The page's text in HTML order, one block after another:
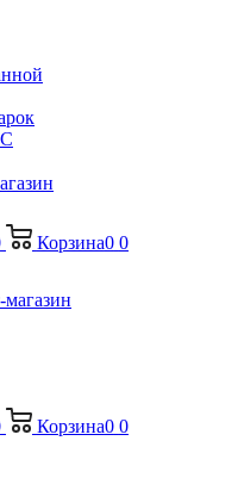
Корзина0 0
Корзина0 0